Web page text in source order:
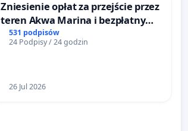
Zniesienie opłat za przejście przez
teren Akwa Marina i bezpłatny
dostęp do Jeziora Nyskiego dla
mieszkańców Gminy Nysa
531 podpisów
24 Podpisy / 24 godzin
26 Jul 2026